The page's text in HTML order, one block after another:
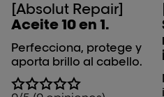
[Absolut Repair]
Aceite 10 en 1.
Perfecciona, protege y
aporta brillo al cabello.